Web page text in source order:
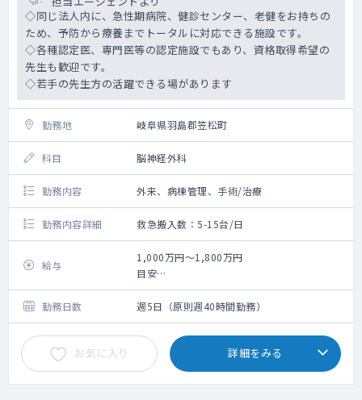
◇同じ法人内に、急性期病院、健診センター、老健をお持ちの
ため、予防から療養までトータルに対応できる施設です。
◇各種認定医、専門医等の認定施設でもあり、資格取得希望の
先生も歓迎です。
◇若手の先生方の活躍できる場があります
勤務地 岐阜県羽島郡笠松町
科目 脳神経外科
勤務内容 外来、病棟管理、手術/治療
勤務内容詳細 救急搬入数：5-15台/日
給与
1,000万円～1,800万円
目安
10年目：1300万円程度（当直残業代等手当含
む）
20年目：1600万円程度（当直残業代等手当含
む）
勤務日数 週5日（原則週40時間勤務）
お気に入り 詳細をみる